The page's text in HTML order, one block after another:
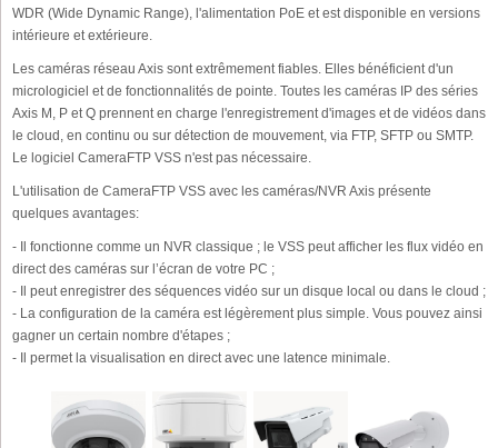
WDR (Wide Dynamic Range), l'alimentation PoE et est disponible en versions
intérieure et extérieure.
Les caméras réseau Axis sont extrêmement fiables. Elles bénéficient d'un
micrologiciel et de fonctionnalités de pointe. Toutes les caméras IP des séries
Axis M, P et Q prennent en charge l'enregistrement d'images et de vidéos dans
le cloud, en continu ou sur détection de mouvement, via FTP, SFTP ou SMTP.
Le logiciel CameraFTP VSS n'est pas nécessaire.
L'utilisation de CameraFTP VSS avec les caméras/NVR Axis présente
quelques avantages:
- Il fonctionne comme un NVR classique ; le VSS peut afficher les flux vidéo en
direct des caméras sur l’écran de votre PC ;
- Il peut enregistrer des séquences vidéo sur un disque local ou dans le cloud ;
- La configuration de la caméra est légèrement plus simple. Vous pouvez ainsi
gagner un certain nombre d'étapes ;
- Il permet la visualisation en direct avec une latence minimale.